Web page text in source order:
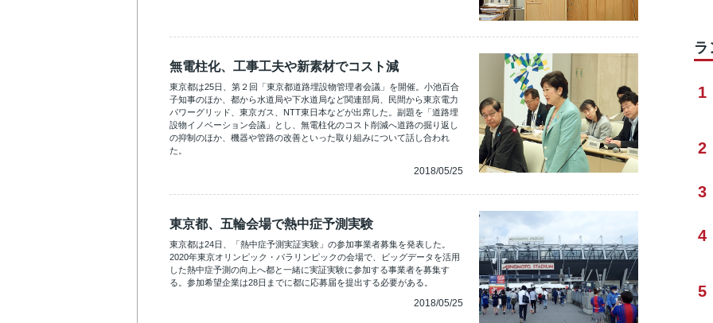
無電柱化、工事工夫や新素材でコスト減
東京都は25日、第２回「東京都道路埋設物管理者会議」を開催。小池百合
子知事のほか、都から水道局や下水道局など関連部局、民間から東京電力
パワーグリッド、東京ガス、NTT東日本などが出席した。副題を「道路埋
設物イノベーション会議」とし、無電柱化のコスト削減へ道路の掘り返し
の抑制のほか、機器や管路の改善といった取り組みについて話し合われ
た。
2018/05/25
東京都、五輪会場で熱中症予測実験
東京都は24日、「熱中症予測実証実験」の参加事業者募集を発表した。
2020年東京オリンピック・パラリンピックの会場で、ビッグデータを活用
した熱中症予測の向上へ都と一緒に実証実験に参加する事業者を募集す
る。参加希望企業は28日までに都に応募届を提出する必要がある。
2018/05/25
1
2
3
4
5